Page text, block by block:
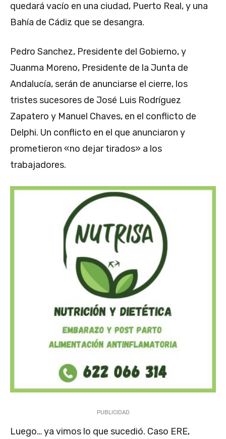
quedará vacío en una ciudad, Puerto Real, y una
Bahía de Cádiz que se desangra.
Pedro Sanchez, Presidente del Gobierno, y
Juanma Moreno, Presidente de la Junta de
Andalucía, serán de anunciarse el cierre, los
tristes sucesores de José Luis Rodríguez
Zapatero y Manuel Chaves, en el conflicto de
Delphi. Un conflicto en el que anunciaron y
prometieron «no dejar tirados» a los
trabajadores.
PUBLICIDAD
Luego… ya vimos lo que sucedió. Caso ERE,